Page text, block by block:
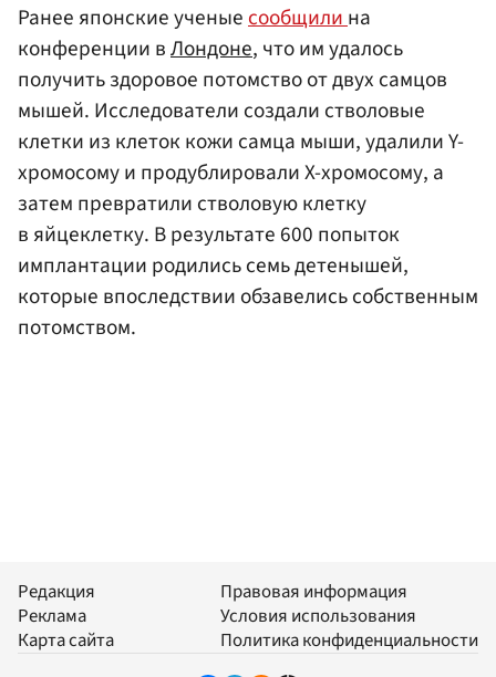
Ранее японские ученые сообщили на
конференции вЛондоне, что им удалось
получить здоровое потомство от двух самцов
мышей. Исследователи создали стволовые
клетки из клеток кожи самца мыши, удалили Y-
хромосому и продублировали X-хромосому, а
затем превратили стволовую клетку
в яйцеклетку. В результате 600 попыток
имплантации родились семь детенышей,
которые впоследствии обзавелись собственным
потомством.
Редакция
Реклама
Карта сайта
Правовая информация
Условия использования
Политика конфиденциальности